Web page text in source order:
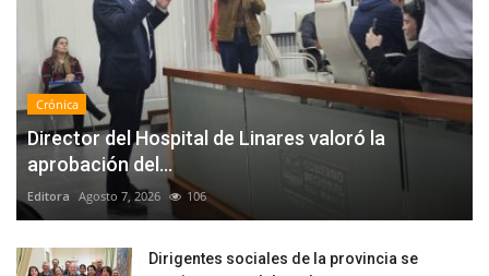
Crónica
Director del Hospital de Linares valoró la
aprobación del...
Editora Agosto 7, 2026 106
Dirigentes sociales de la provincia se